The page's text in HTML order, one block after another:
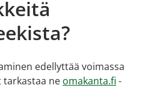
edellyttää voimassa
tarkastaa ne omakanta.fi -